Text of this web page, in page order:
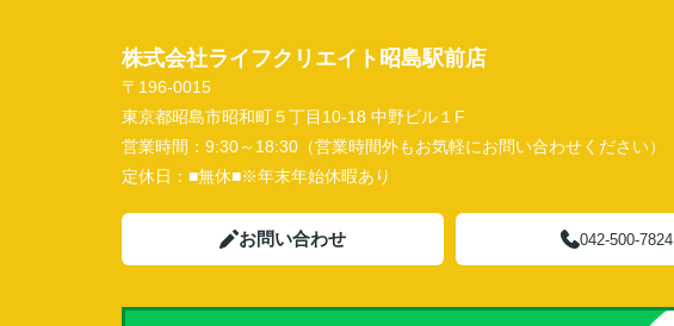
株式会社ライフクリエイト昭島駅前店
〒196-0015
東京都昭島市昭和町５丁目10-18 中野ビル１F
営業時間： 9:30～18:30（営業時間外もお気軽にお問い合わせください）
定休日： ■無休■※年末年始休暇あり
お問い合わせ 042-500-7824